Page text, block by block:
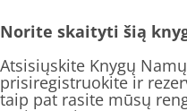
Norite skaityti šią
Atsisiųskite Knygų
prisiregistruokite ir
taip pat rasite mūsų